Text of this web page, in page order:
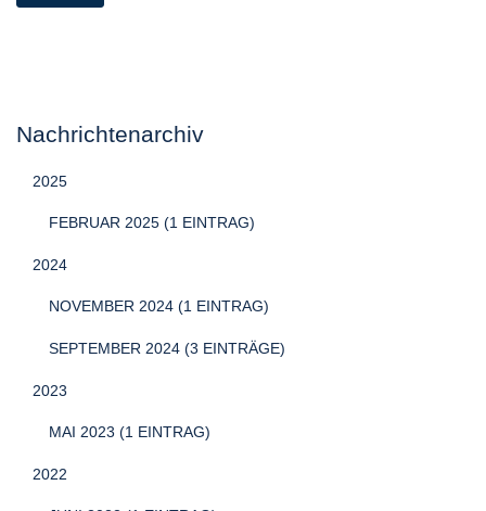
Nachrichtenarchiv
2025
FEBRUAR 2025 (1 EINTRAG)
2024
NOVEMBER 2024 (1 EINTRAG)
SEPTEMBER 2024 (3 EINTRÄGE)
2023
MAI 2023 (1 EINTRAG)
2022